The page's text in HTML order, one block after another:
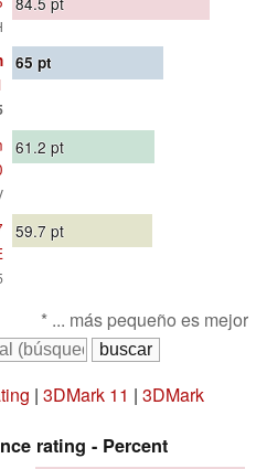
65 pt
61.2 pt
59.7 pt
* ... más pequeño es mejor
| 3DMark 11 | 3DMark
rating - Percent